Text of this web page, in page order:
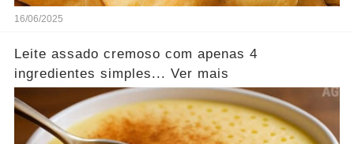
16/06/2025
Leite assado cremoso com apenas 4
ingredientes simples... Ver mais